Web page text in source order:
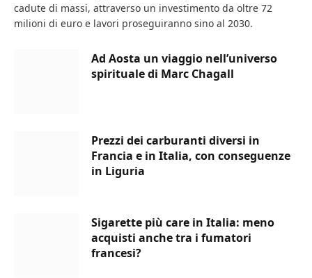
cadute di massi, attraverso un investimento da oltre 72
milioni di euro e lavori proseguiranno sino al 2030.
Ad Aosta un viaggio nell’universo
spirituale di Marc Chagall
Prezzi dei carburanti diversi in
Francia e in Italia, con conseguenze
in Liguria
Sigarette più care in Italia: meno
acquisti anche tra i fumatori
francesi?